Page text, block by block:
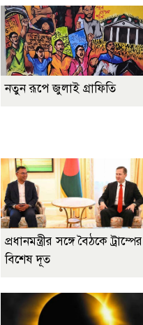
নতুন রূপে জুলাই গ্রাফিতি
প্রধানমন্ত্রীর সঙ্গে বৈঠকে ট্রাম্পের
বিশেষ দূত